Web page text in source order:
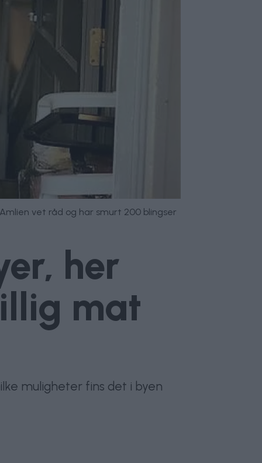
vet råd og har smurt 200 blingser
her
mat
muligheter fins det i byen